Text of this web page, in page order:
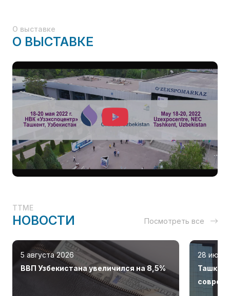
О выставке
О ВЫСТАВКЕ
TTME
НОВОСТИ Посмотреть все
5 августа 2026
ВВП Узбекистана увеличился на 8,5%
28 июля